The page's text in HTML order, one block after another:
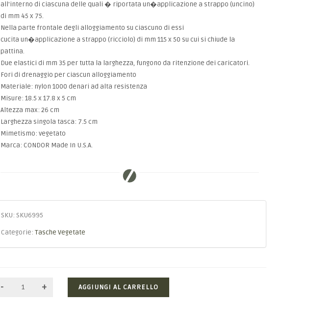
all'interno di ciascuna delle quali � riportata un�applicazione a strappo (uncino)
di mm 45 x 75.
Nella parte frontale degli alloggiamento su ciascuno di essi
cucita un�applicazione a strappo (ricciolo) di mm 115 x 50 su cui si chiude la
pattina.
Due elastici di mm 35 per tutta la larghezza, fungono da ritenzione dei caricatori.
Fori di drenaggio per ciascun alloggiamento
Materiale: nylon 1000 denari ad alta resistenza
Misure: 18.5 x 17.8 x 5 cm
Altezza max: 26 cm
Larghezza singola tasca: 7.5 cm
Mimetismo: vegetato
Marca: CONDOR Made In U.S.A.
SKU: SKU6995
Categorie: Tasche Vegetate
AGGIUNGI AL CARRELLO